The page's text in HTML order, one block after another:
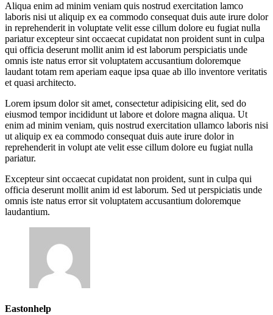
Aliqua enim ad minim veniam quis nostrud exercitation lamco
laboris nisi ut aliquip ex ea commodo consequat duis aute irure dolor
in reprehenderit in voluptate velit esse cillum dolore eu fugiat nulla
pariatur excepteur sint occaecat cupidatat non proident sunt in culpa
qui officia deserunt mollit anim id est laborum perspiciatis unde
omnis iste natus error sit voluptatem accusantium doloremque
laudant totam rem aperiam eaque ipsa quae ab illo inventore veritatis
et quasi architecto.
Lorem ipsum dolor sit amet, consectetur adipisicing elit, sed do
eiusmod tempor incididunt ut labore et dolore magna aliqua. Ut
enim ad minim veniam, quis nostrud exercitation ullamco laboris nisi
ut aliquip ex ea commodo consequat duis aute irure dolor in
reprehenderit in volupt ate velit esse cillum dolore eu fugiat nulla
pariatur.
Excepteur sint occaecat cupidatat non proident, sunt in culpa qui
officia deserunt mollit anim id est laborum. Sed ut perspiciatis unde
omnis iste natus error sit voluptatem accusantium doloremque
laudantium.
Eastonhelp